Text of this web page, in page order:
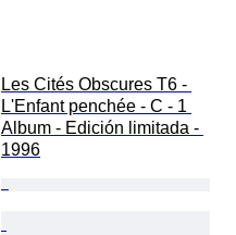
Les Cités Obscures T6 -
L'Enfant penchée - C - 1
Album - Edición limitada -
1996